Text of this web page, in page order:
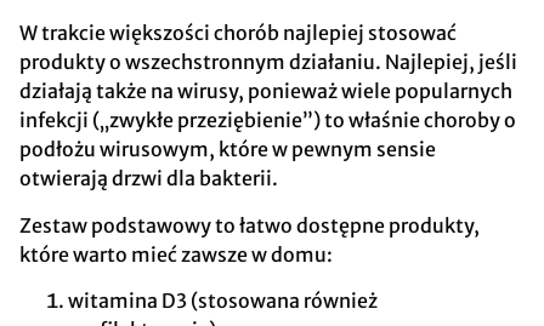
W trakcie większości chorób najlepiej stosować
produkty o wszechstronnym działaniu. Najlepiej, jeśli
działają także na wirusy, ponieważ wiele popularnych
infekcji („zwykłe przeziębienie”) to właśnie choroby o
podłożu wirusowym, które w pewnym sensie
otwierają drzwi dla bakterii.
Zestaw podstawowy to łatwo dostępne produkty,
które warto mieć zawsze w domu:
witamina D3 (stosowana również